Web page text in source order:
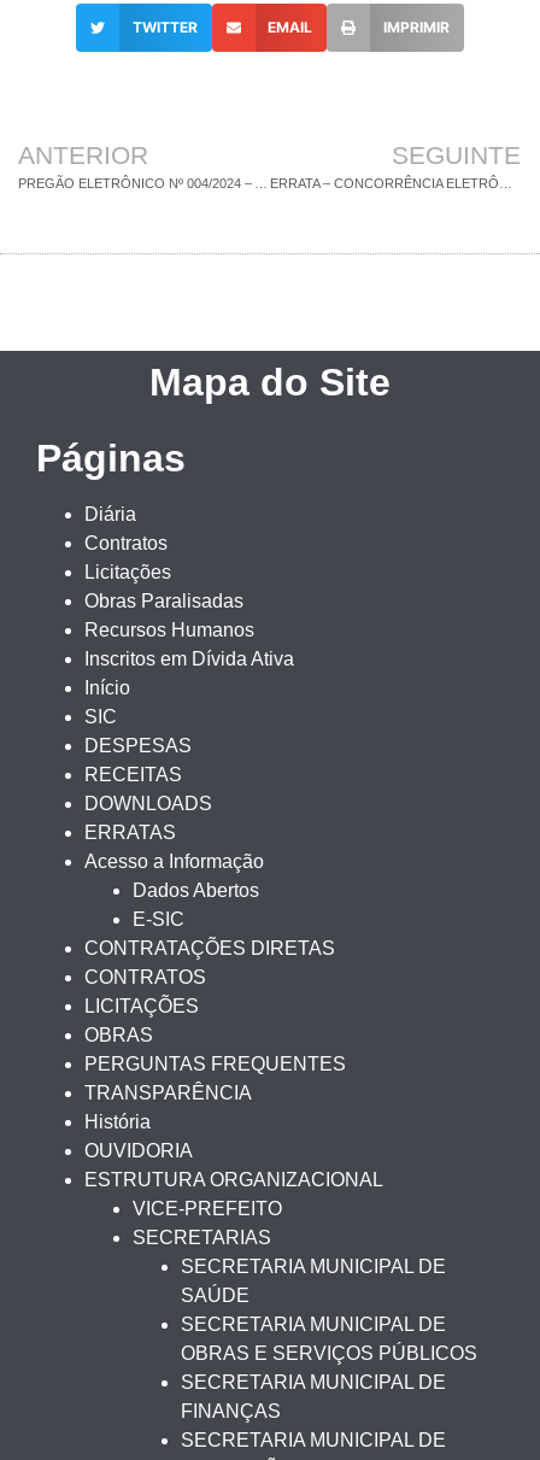
TWITTER EMAIL IMPRIMIR
ANTERIOR SEGUINTE
Mapa do Site
Páginas
Diária
Contratos
Licitações
Obras Paralisadas
Recursos Humanos
Inscritos em Dívida Ativa
Início
SIC
DESPESAS
RECEITAS
DOWNLOADS
ERRATAS
Acesso a Informação
Dados Abertos
E-SIC
CONTRATAÇÕES DIRETAS
CONTRATOS
LICITAÇÕES
OBRAS
PERGUNTAS FREQUENTES
TRANSPARÊNCIA
História
OUVIDORIA
ESTRUTURA ORGANIZACIONAL
VICE-PREFEITO
SECRETARIAS
SECRETARIA MUNICIPAL DE
SAÚDE
SECRETARIA MUNICIPAL DE
OBRAS E SERVIÇOS PÚBLICOS
SECRETARIA MUNICIPAL DE
FINANÇAS
SECRETARIA MUNICIPAL DE